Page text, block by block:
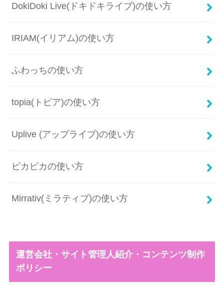
DokiDoki Live(ドキドキライブ)の使い方
IRIAM(イリアム)の使い方
ふわっちの使い方
topia(トピア)の使い方
Uplive (アップライブ)の使い方
ピカピカの使い方
Mirrativ(ミラティブ)の使い方
運営会社・サイト管理人紹介・コンテンツ制作
ポリシー